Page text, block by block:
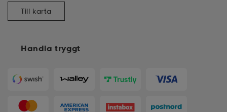
Handla tryggt
Till karta